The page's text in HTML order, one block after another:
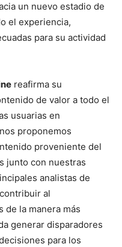
un nuevo estadio de
el experiencia,
para su actividad
reafirma su
de valor a todo el
usuarias en
proponemos
proveniente del
junto con nuestras
analistas de
al
de la manera más
generar disparadores
para los